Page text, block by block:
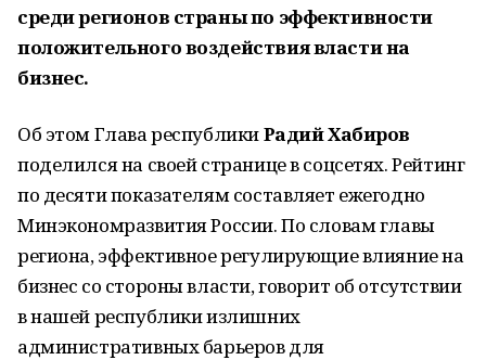
среди регионов страны по эффективности
положительного воздействия власти на
бизнес.
Об этом Глава республикиРадий Хабиров
поделился на своей странице в соцсетях. Рейтинг
по десяти показателям составляет ежегодно
Минэкономразвития России. По словам главы
региона, эффективное регулирующие влияние на
бизнес со стороны власти, говорит об отсутствии
в нашей республики излишних
административных барьеров для